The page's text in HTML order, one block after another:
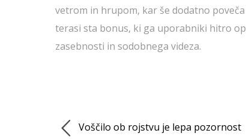
vetrom in hrupom, kar še dodatno
terasi sta bonus, ki ga uporabniki hitro
zasebnosti in sodobnega videza.
Voščilo ob rojstvu je lepa pozornost